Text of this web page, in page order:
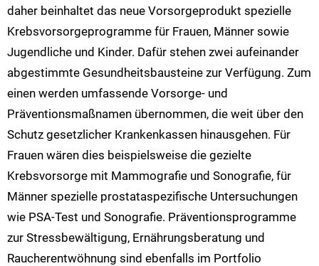
daher beinhaltet das neue Vorsorgeprodukt spezielle
Krebsvorsorgeprogramme für Frauen, Männer sowie
Jugendliche und Kinder. Dafür stehen zwei aufeinander
abgestimmte Gesundheitsbausteine zur Verfügung. Zum
einen werden umfassende Vorsorge- und
Präventionsmaßnamen übernommen, die weit über den
Schutz gesetzlicher Krankenkassen hinausgehen. Für
Frauen wären dies beispielsweise die gezielte
Krebsvorsorge mit Mammografie und Sonografie, für
Männer spezielle prostataspezifische Untersuchungen
wie PSA-Test und Sonografie. Präventionsprogramme
zur Stressbewältigung, Ernährungsberatung und
Raucherentwöhnung sind ebenfalls im Portfolio